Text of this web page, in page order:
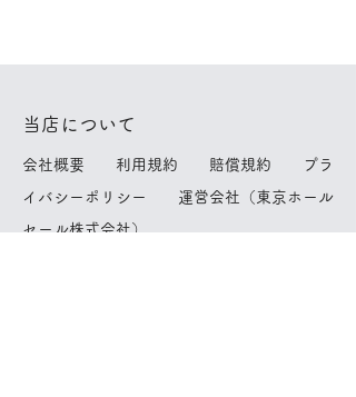
当店について
​会社概要 利用規約 賠償規約 プラ
イバシーポリシー 運営会社（東京ホール
セール株式会社）